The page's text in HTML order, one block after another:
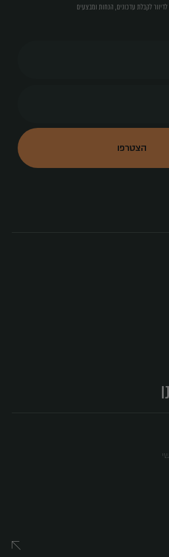
לקבלת עדכונים, הנחות ומבצעים